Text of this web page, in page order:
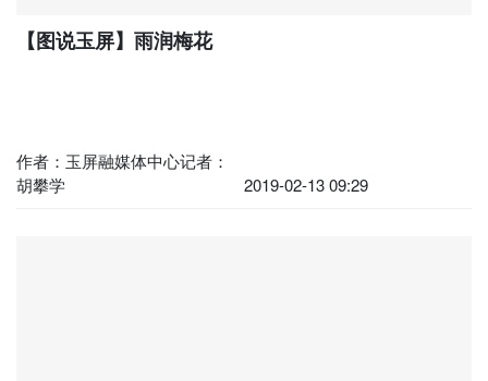
【图说玉屏】雨润梅花
作者：玉屏融媒体中心记者：
胡攀学
2019-02-13 09:29